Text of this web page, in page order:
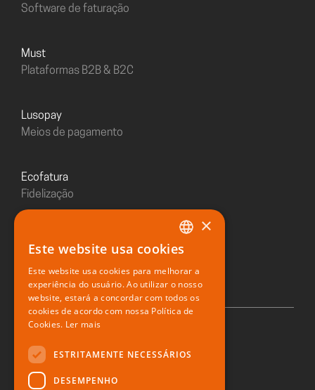
Software de faturação
must
Plataformas B2B & B2C
Lusopay
Meios de pagamento
Ecofatura
Fidelização
Restaurante digital
© 2026 Zone Soft
PORTUGUESE
ENGLISH
SPANISH
×
Este website usa cookies
Este website usa cookies para melhorar a
experiência do usuário. Ao utilizar o nosso
website, estará a concordar com todos os
cookies de acordo com nossa Política de
Cookies. Ler mais
ESTRITAMENTE NECESSÁRIOS
DESEMPENHO